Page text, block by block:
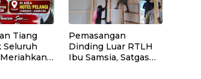
Tiang
Seluruh
Pemasangan
Dinding Luar RTLH
Ibu Samsia, Satgas